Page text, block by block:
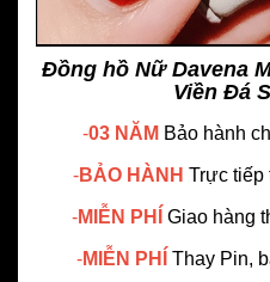
Đồng hồ Nữ Davena
Viền Đá
-03 NĂM Bảo hành
-BẢO HÀNH Trực tiếp
-MIỄN PHÍ Giao hàng
-MIỄN PHÍ Thay Pin,